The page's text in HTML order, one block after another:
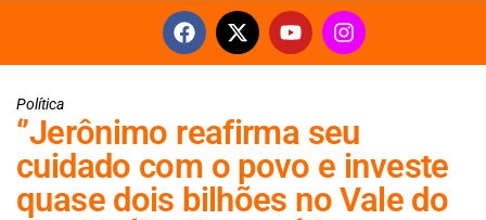
Política
‘’Jerônimo reafirma seu
cuidado com o povo e investe
quase dois bilhões no Vale do